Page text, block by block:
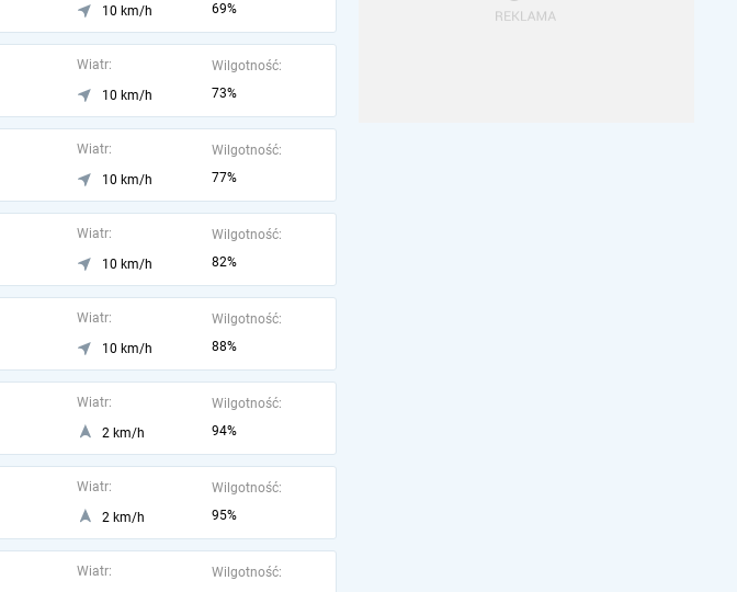
10 km/h
69%
Wiatr:
10 km/h
Wilgotność:
73%
Wiatr:
10 km/h
Wilgotność:
77%
Wiatr:
10 km/h
Wilgotność:
82%
Wiatr:
10 km/h
Wilgotność:
88%
Wiatr:
2 km/h
Wilgotność:
94%
Wiatr:
2 km/h
Wilgotność:
95%
Wiatr:
Wilgotność: